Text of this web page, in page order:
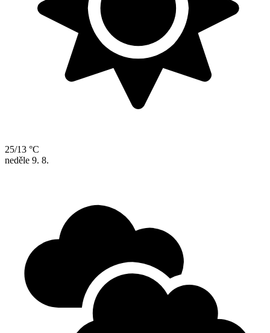
25/13 °C
neděle 9. 8.